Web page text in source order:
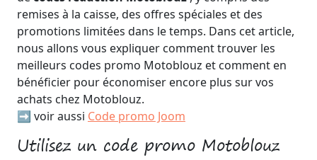
remises à la caisse, des offres spéciales et des
promotions limitées dans le temps. Dans cet article,
nous allons vous expliquer comment trouver les
meilleurs codes promo Motoblouz et comment en
bénéficier pour économiser encore plus sur vos
achats chez Motoblouz.
➡️ voir aussi Code promo Joom
Utilisez un code promo Motoblouz